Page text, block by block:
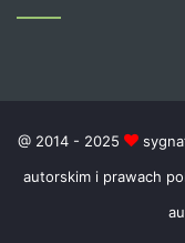
@ 2014 - 2025
autorskim i prawach